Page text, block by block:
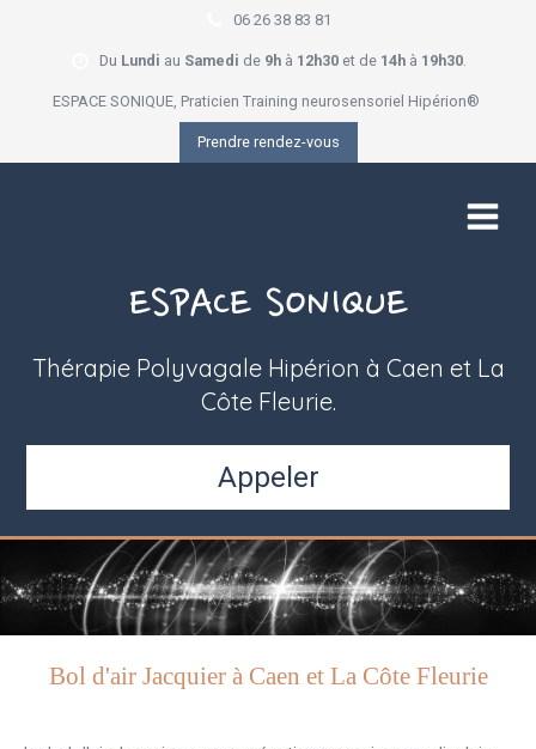
06 26 38 83 81
Du Lundi au Samedi de 9hà 12h30et de 14hà 19h30.
ESPACE SONIQUE, Praticien Training neurosensoriel Hipérion®
Prendre rendez-vous
ESPACE SONIQUE
Thérapie Polyvagale Hipérion à Caen et La
Côte Fleurie.
Appeler
Bol d'air Jacquier à Caen et La Côte Fleurie